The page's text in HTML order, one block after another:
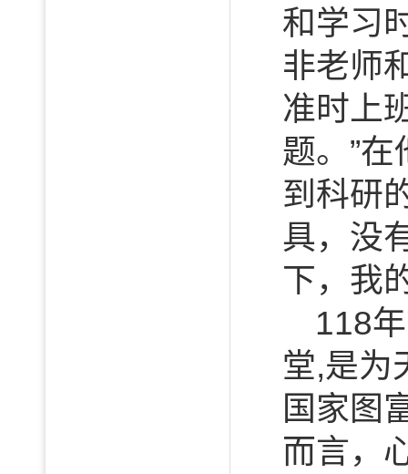
和学习
非老师
准时上
题。”
到科研
具，没
下，我
118
堂,是为
国家图
而言，